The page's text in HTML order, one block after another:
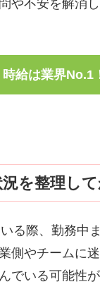
や不安を解消
給は業界No.1
を整理し
る際、勤務中
側やチームに
でいる可能性